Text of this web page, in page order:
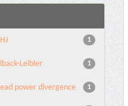
1
1
Leibler
1
power divergence